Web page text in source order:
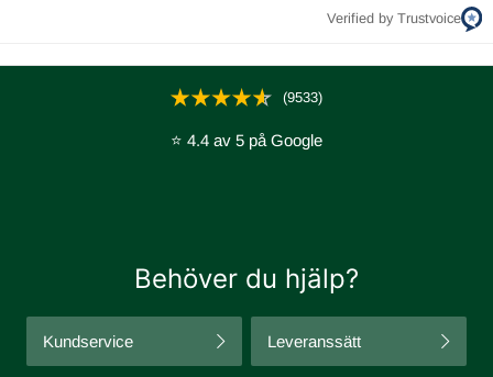
Verified by Trustvoice
(9533)
⭐ 4.4 av 5 på Google
Behöver du hjälp?
Kundservice Leveranssätt